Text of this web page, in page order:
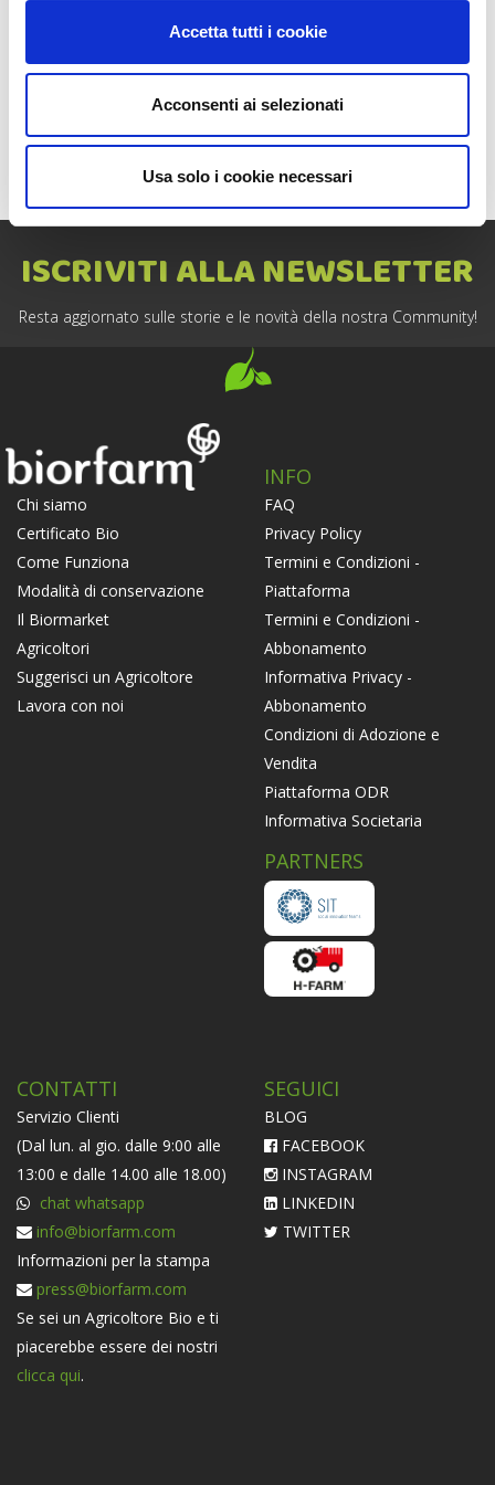
Accetta tutti i cookie
Acconsenti ai selezionati
Usa solo i cookie necessari
dall’agricoltore di riferimento. La frutta biologica del tuo albero,
appena raccolta, verrà spedita a casa tua entro 48h!
Facebook
Twitter
ISCRIVITI ALLA NEWSLETTER
Resta aggiornato sulle storie e le novità della nostra Community!
Chi siamo
Certificato Bio
Come Funziona
Modalità di conservazione
Il Biormarket
Agricoltori
Suggerisci un Agricoltore
Lavora con noi
INFO
FAQ
Privacy Policy
Termini e Condizioni -
Piattaforma
Termini e Condizioni -
Abbonamento
Informativa Privacy -
Abbonamento
Condizioni di Adozione e
Vendita
Piattaforma ODR
Informativa Societaria
PARTNERS
CONTATTI
Servizio Clienti
(Dal lun. al gio. dalle 9:00 alle
13:00 e dalle 14.00 alle 18.00)
chat whatsapp
info@biorfarm.com
Informazioni per la stampa
press@biorfarm.com
Se sei un Agricoltore Bio e ti
piacerebbe essere dei nostri
clicca qui.
SEGUICI
BLOG
FACEBOOK
INSTAGRAM
LINKEDIN
TWITTER